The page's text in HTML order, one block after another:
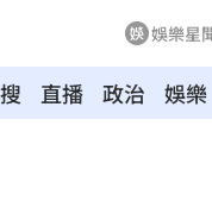
娛樂星
直播 政治 娛樂